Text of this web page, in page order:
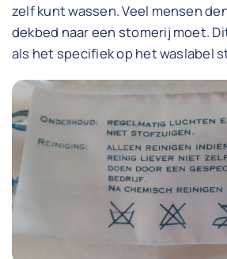
zelf kunt wassen. Veel mensen
dekbed naar een stomerij moet.
als het specifiek op het waslabel